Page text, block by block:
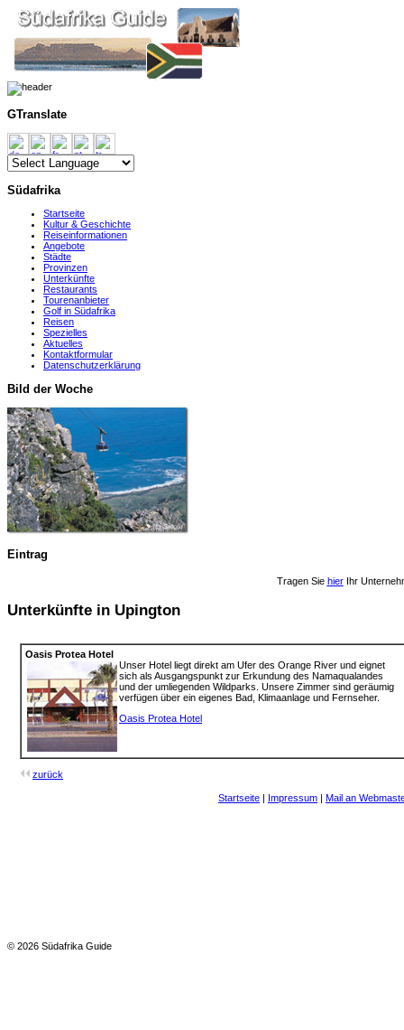
GTranslate
Südafrika
Startseite
Kultur & Geschichte
Reiseinformationen
Angebote
Städte
Provinzen
Unterkünfte
Restaurants
Tourenanbieter
Golf in Südafrika
Reisen
Spezielles
Aktuelles
Kontaktformular
Datenschutzerklärung
Bild der Woche
Eintrag
Tragen Sie hierIhr
Unterkünfte in Upington
Oasis Protea Hotel
Unser Hotel liegt direkt am Ufer des Orange River und eignet
sich als Ausgangspunkt zur Erkundung des Namaqualandes
und der umliegenden Wildparks. Unsere Zimmer sind geräumig
verfügen über ein eigenes Bad, Klimaanlage und Fernseher.
Oasis Protea Hotel
zurück
Startseite Impressum Mail an
© 2026 Südafrika Guide